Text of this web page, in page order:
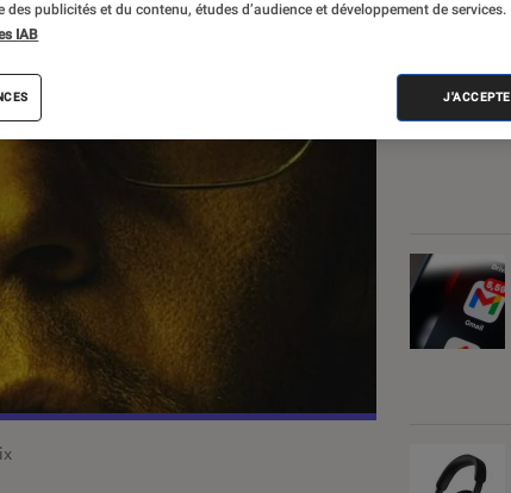
des publicités et du contenu, études d’audience et développement de services.
IAB
J'ACCEPTE